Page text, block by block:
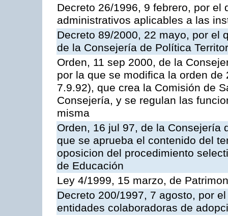
Decreto 26/1996, 9 febrero, por
administrativos aplicables a las
Decreto 89/2000, 22 mayo, por el
de la Consejería de Política
Orden, 11 sep 2000, de la
por la que se modifica la orden
7.9.92), que crea la Comisión de
Consejería, y se regulan las
misma
Orden, 16 jul 97, de la Consejería
que se aprueba el contenido del
oposicion del procedimiento
de Educación
Ley 4/1999, 15 marzo, de
Decreto 200/1997, 7 agosto, por
entidades colaboradoras de